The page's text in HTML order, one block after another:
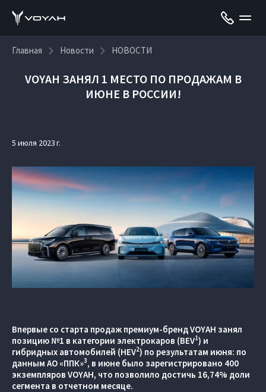
Главная Новости НОВОСТИ
VOYAH ЗАНЯЛ 1 МЕСТО ПО ПРОДАЖАМ В
ИЮНЕ В РОССИИ!
5 июля 2023 г.
Впервые со старта продаж премиум-бренд VOYAH занял
позицию №1 в категории электрокаров (BEV1) и
гибридных автомобилей (HEV2) по результатам июня: по
данным АО «ППК»3, в июне было зарегистрировано 400
экземпляров VOYAH, что позволило достичь 16,74% доли
сегмента в отчетном месяце.